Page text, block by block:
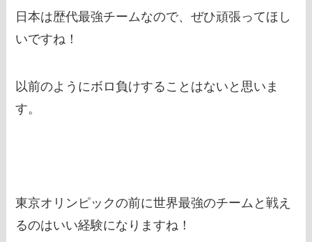
日本は歴代最強チームなので、ぜひ頑張ってほし
いですね！
以前のようにボロ負けすることはないと思いま
す。
東京オリンピックの前に世界最強のチームと戦え
るのはいい経験になりますね！